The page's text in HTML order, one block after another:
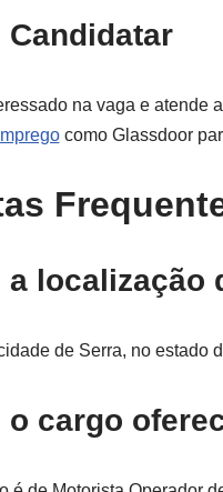
Candidatar
na vaga e atende
como Glassdoor
a localização
de Serra, no estado
o cargo